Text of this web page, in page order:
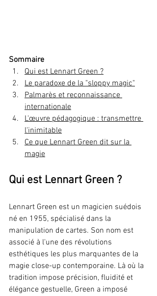
Sommaire
Qui est Lennart Green ?
Le paradoxe de la "sloppy magic"
Palmarès et reconnaissance
internationale
L'œuvre pédagogique : transmettre
l'inimitable
Ce que Lennart Green dit sur la
magie
Qui est Lennart Green ?
Lennart Green est un magicien suédois
né en 1955, spécialisé dans la
manipulation de cartes. Son nom est
associé à l'une des révolutions
esthétiques les plus marquantes de la
magie close-up contemporaine. Là où la
tradition impose précision, fluidité et
élégance gestuelle, Green a imposé